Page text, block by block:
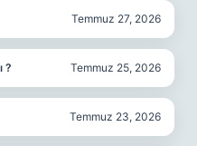
Temmuz 27, 2026
? Temmuz 25, 2026
Temmuz 23, 2026